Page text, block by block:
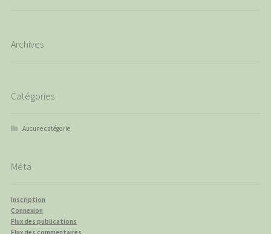
Archives
Catégories
Aucune catégorie
Méta
Inscription
Connexion
Flux des publications
Flux des commentaires